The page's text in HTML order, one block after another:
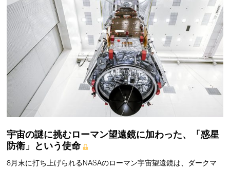
宇宙の謎に挑むローマン望遠鏡に加わった、「惑星
防衛」という使命
8月末に打ち上げられるNASAのローマン宇宙望遠鏡は、ダークマ